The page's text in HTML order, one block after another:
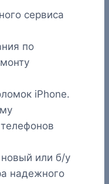
сервиса
по
iPhone.
или б/у
надежного